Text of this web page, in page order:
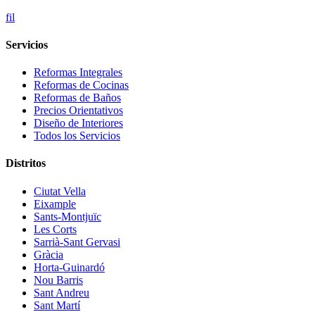
fil
Servicios
Reformas Integrales
Reformas de Cocinas
Reformas de Baños
Precios Orientativos
Diseño de Interiores
Todos los Servicios
Distritos
Ciutat Vella
Eixample
Sants-Montjuïc
Les Corts
Sarrià-Sant Gervasi
Gràcia
Horta-Guinardó
Nou Barris
Sant Andreu
Sant Martí